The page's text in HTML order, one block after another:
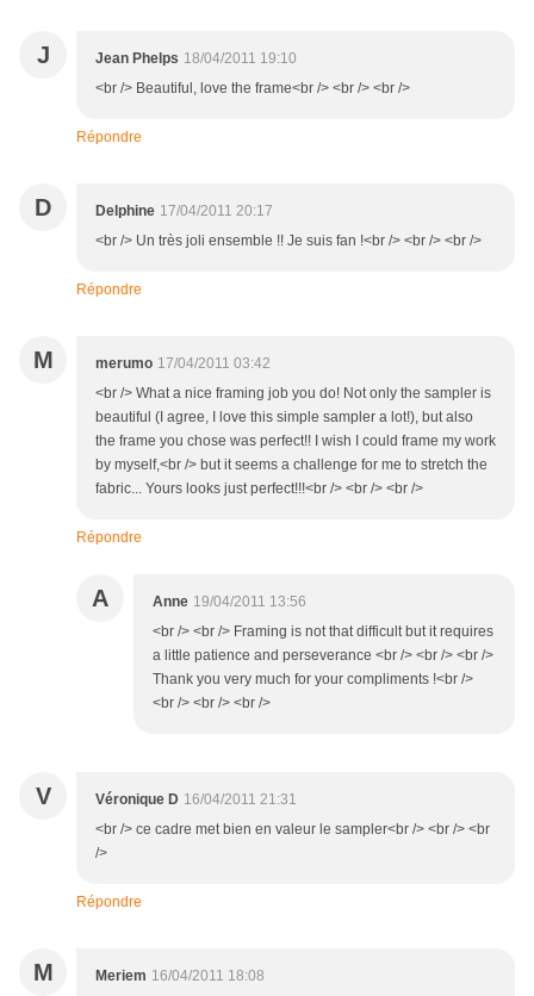
J Jean Phelps 18/04/2011 19:10
<br /> Beautiful, love the frame<br /> <br /> <br />
Répondre
D Delphine 17/04/2011 20:17
<br /> Un très joli ensemble !! Je suis fan !<br /> <br /> <br />
Répondre
M merumo 17/04/2011 03:42
<br /> What a nice framing job you do! Not only the sampler is
beautiful (I agree, I love this simple sampler a lot!), but also
the frame you chose was perfect!! I wish I could frame my work
by myself,<br /> but it seems a challenge for me to stretch the
fabric... Yours looks just perfect!!!<br /> <br /> <br />
Répondre
A Anne 19/04/2011 13:56
<br /> <br /> Framing is not that difficult but it requires
a little patience and perseverance <br /> <br /> <br />
Thank you very much for your compliments !<br />
<br /> <br /> <br />
V Véronique D 16/04/2011 21:31
<br /> ce cadre met bien en valeur le sampler<br /> <br /> <br
/>
Répondre
M Meriem 16/04/2011 18:08